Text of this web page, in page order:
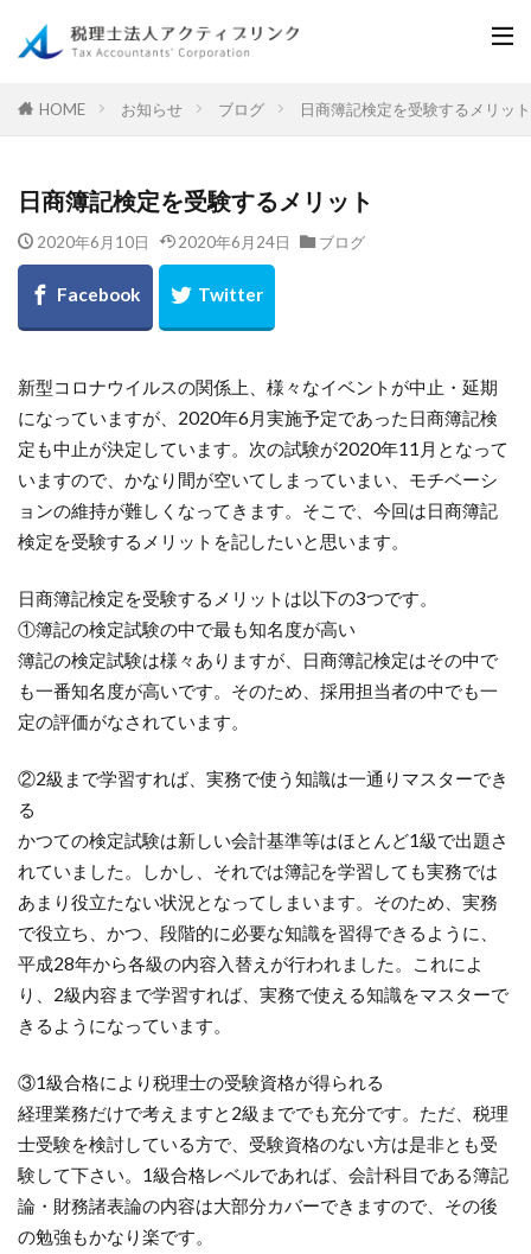
HOME お知らせ ブログ 日商簿記検定を受験するメリット
日商簿記検定を受験するメリット
2020年6月10日 2020年6月24日 ブログ
新型コロナウイルスの関係上、様々なイベントが中止・延期
になっていますが、2020年6月実施予定であった日商簿記検
定も中止が決定しています。次の試験が2020年11月となって
いますので、かなり間が空いてしまっていまい、モチベーシ
ョンの維持が難しくなってきます。そこで、今回は日商簿記
検定を受験するメリットを記したいと思います。
日商簿記検定を受験するメリットは以下の3つです。
①簿記の検定試験の中で最も知名度が高い
簿記の検定試験は様々ありますが、日商簿記検定はその中で
も一番知名度が高いです。そのため、採用担当者の中でも一
定の評価がなされています。
②2級まで学習すれば、実務で使う知識は一通りマスターでき
る
かつての検定試験は新しい会計基準等はほとんど1級で出題さ
れていました。しかし、それでは簿記を学習しても実務では
あまり役立たない状況となってしまいます。そのため、実務
で役立ち、かつ、段階的に必要な知識を習得できるように、
平成28年から各級の内容入替えが行われました。これによ
り、2級内容まで学習すれば、実務で使える知識をマスターで
きるようになっています。
③1級合格により税理士の受験資格が得られる
経理業務だけで考えますと2級まででも充分です。ただ、税理
士受験を検討している方で、受験資格のない方は是非とも受
験して下さい。1級合格レベルであれば、会計科目である簿記
論・財務諸表論の内容は大部分カバーできますので、その後
の勉強もかなり楽です。